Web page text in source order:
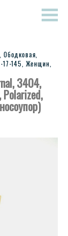
145, Женщин,
3404,